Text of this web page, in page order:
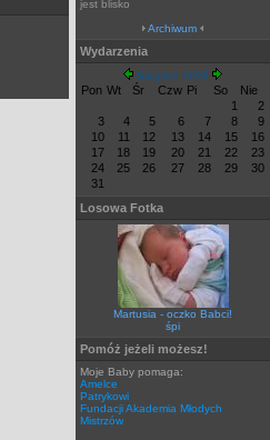
jest blisko
Archiwum
Wydarzenia
Sierpień 2026
Pon Wt Śr Czw Pi So
Nie
1
2
3
4 5 6 7 8
9
10
11 12 13 14 15
16
17
18 19 20 21 22
23
24
25 26 27 28 29
30
31
Losowa Fotka
Martusia - oczko Babci!
śpi
Pomóż jeżeli możesz!
Moje Baby pomaga:
Amelce
Patrykowi
Fundacji Akademia Młodych
Mistrzów